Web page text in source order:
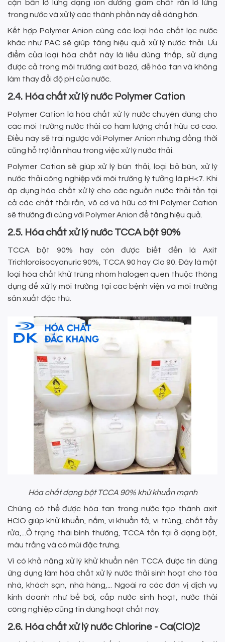
cặn bẩn lơ lửng dạng ion dương giảm chất rắn lơ lửng
trong nước và xử lý các thành phần này dễ dàng hơn.
Kết hợp Polymer Anion cùng các loại hóa chất lọc nước
khác như PAC sẽ giúp tăng hiệu quả xử lý nước thải. Ưu
điểm của loại hóa chất này là liều dùng thấp, sử dụng
được cả trong môi trường axit bazơ, dễ hòa tan và không
làm thay đổi độ pH của nước.
2.4. Hóa chất xử lý nước Polymer Cation
Polymer Cation là hóa chất xử lý nước chuyên dùng cho
các môi trường nước thải có hàm lượng chất hữu cơ cao.
Điều này sẽ trái ngược với Polymer Anion nhưng đồng thời
cũng hỗ trợ lẫn nhau trong việc xử lý nước thải.
Polymer Cation sẽ giúp xử lý bùn thải, loại bỏ bùn, xử lý
nước thải công nghiệp với môi trường lý tưởng là pH<7. Khi
áp dụng hóa chất xử lý cho các nguồn nước thải tồn tại
cả các chất thải rắn, vô cơ và hữu cơ thì Polymer Cation
sẽ thường đi cùng với Polymer Anion để tăng hiệu quả.
2.5. Hóa chất xử lý nước TCCA bột 90%
TCCA bột 90% hay còn được biết đến là Axit
Trichloroisocyanuric 90%, TCCA 90 hay Clo 90. Đây là một
loại hóa chất khử trùng nhóm halogen quen thuộc thông
dụng để xử lý môi trường tại các bệnh viện và môi trường
sản xuất đặc thù.
Hóa chất dạng bột TCCA 90% khử khuẩn mạnh
Chúng có thể được hòa tan trong nước tạo thành axit
HClO giúp khử khuẩn, nấm, vi khuẩn tả, vi trùng, chất tẩy
rửa,...Ở trạng thái bình thường, TCCA tồn tại ở dạng bột,
màu trắng và có mùi đặc trưng.
Vì có khả năng xử lý khử khuẩn nên TCCA được tin dùng
ứng dụng làm hóa chất xử lý nước thải sinh hoạt cho tòa
nhà, khách sạn, nhà hàng,... Ngoài ra các đơn vị dịch vụ
kinh doanh như bể bơi, cấp nước sinh hoạt, nước thải
công nghiệp cũng tin dùng hoạt chất này.
2.6. Hóa chất xử lý nước Chlorine - Ca(ClO)2